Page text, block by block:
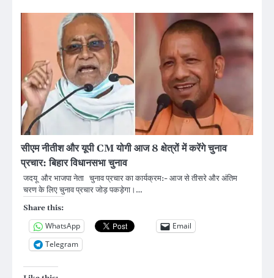
सीएम नीतीश और यूपी CM योगी आज 8 क्षेत्रों में करेंगे चुनाव
प्रचार: बिहार विधानसभा चुनाव
जदयू और भाजपा नेता चुनाव प्रचार का कार्यक्रम:- आज से तीसरे और अंतिम
चरण के लिए चुनाव प्रचार जोड़ पकड़ेगा।…
Share this:
WhatsApp
Email
Telegram